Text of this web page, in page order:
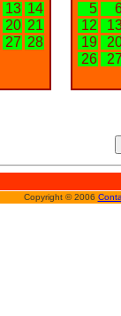
13 14
20 21
27 28
5
12
19
26
Copyright © 2006